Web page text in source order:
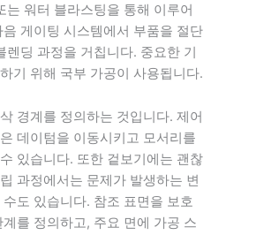
는 워터 블라스팅을 통해 이루어
게이팅 시스템에서 부품을 절단
렌딩 과정을 거칩니다. 중요한 기
기 위해 국부 가공이 사용됩니다.
경계를 정의하는 것입니다. 제어
데이텀을 이동시키고 모서리를
있습니다. 또한 겉보기에는 괜찮
과정에서는 문제가 발생하는 변
도 있습니다. 참조 표면을 보호
를 정의하고, 주요 면에 가공 스